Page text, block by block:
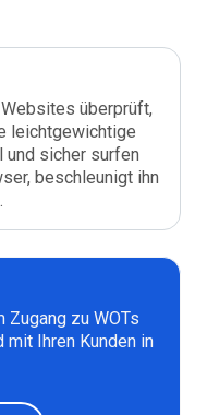
überprüft,
leichtgewichtige
und sicher surfen
beschleunigt ihn
Zugang zu WOTs
Ihren Kunden in